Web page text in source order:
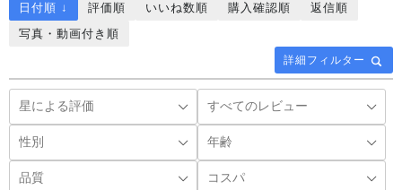
詳細フィルター
日付順 ↓ 評価順 いいね数順 購入確認順
返信順
写真・動画付き順